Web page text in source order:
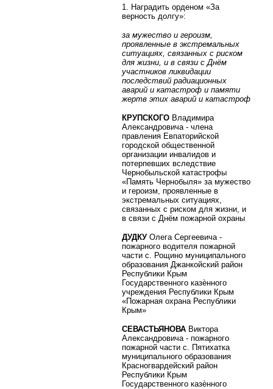
1. Наградить орденом «За
верность долгу»:
за мужество и героизм,
проявленные в экстремальных
ситуациях, связанных с риском
для жизни, и в связи с Днём
участников ликвидации
последствий радиационных
аварий и катастроф и памяти
жертв этих аварий и катастроф
КРУПСКОГО Владимира
Александровича - члена
правления Евпаторийской
городской общественной
организации инвалидов и
потерпевших вследствие
Чернобыльской катастрофы
«Память Чернобыля» за мужество
и героизм, проявленные в
экстремальных ситуациях,
связанных с риском для жизни, и
в связи с Днём пожарной охраны
ДУДКУ Олега Сергеевича -
пожарного водителя пожарной
части с. Рощино муниципального
образования Джанкойский район
Республики Крым
Государственного казѐнного
учреждения Республики Крым
«Пожарная охрана Республики
Крым»
СЕВАСТЬЯНОВА Виктора
Александровича - пожарного
пожарной части с. Пятихатка
муниципального образования
Красногвардейский район
Республики Крым
Государственного казѐнного